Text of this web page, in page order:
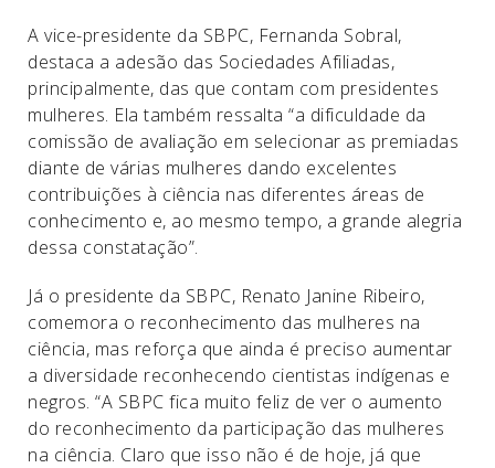
A vice-presidente da SBPC, Fernanda Sobral,
destaca a adesão das Sociedades Afiliadas,
principalmente, das que contam com presidentes
mulheres. Ela também ressalta “a dificuldade da
comissão de avaliação em selecionar as premiadas
diante de várias mulheres dando excelentes
contribuições à ciência nas diferentes áreas de
conhecimento e, ao mesmo tempo, a grande alegria
dessa constatação”.
Já o presidente da SBPC, Renato Janine Ribeiro,
comemora o reconhecimento das mulheres na
ciência, mas reforça que ainda é preciso aumentar
a diversidade reconhecendo cientistas indígenas e
negros. “A SBPC fica muito feliz de ver o aumento
do reconhecimento da participação das mulheres
na ciência. Claro que isso não é de hoje, já que